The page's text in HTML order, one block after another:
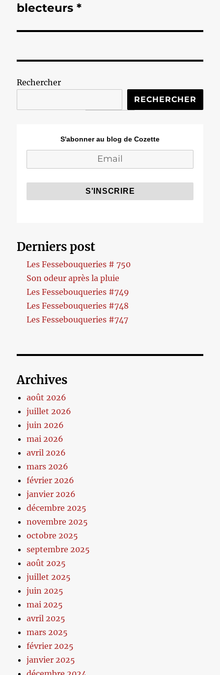
suivante :
blecteurs *
Rechercher
RECHERCHER
S'abonner au blog de Cozette
Derniers post
Les Fessebouqueries # 750
Son odeur après la pluie
Les Fessebouqueries #749
Les Fessebouqueries #748
Les Fessebouqueries #747
Archives
août 2026
juillet 2026
juin 2026
mai 2026
avril 2026
mars 2026
février 2026
janvier 2026
décembre 2025
novembre 2025
octobre 2025
septembre 2025
août 2025
juillet 2025
juin 2025
mai 2025
avril 2025
mars 2025
février 2025
janvier 2025